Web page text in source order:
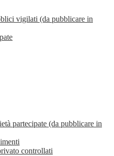
vigilati (da pubblicare in
partecipate (da pubblicare in
controllati